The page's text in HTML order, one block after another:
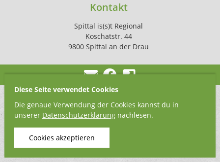
Kontakt
Spittal is(s)t Regional
Koschatstr. 44
9800 Spittal an der Drau
Diese Seite verwendet Cookies
Die genaue Verwendung der Cookies kannst du in
unserer Datenschutzerklärungnachlesen.
Cookies akzeptieren